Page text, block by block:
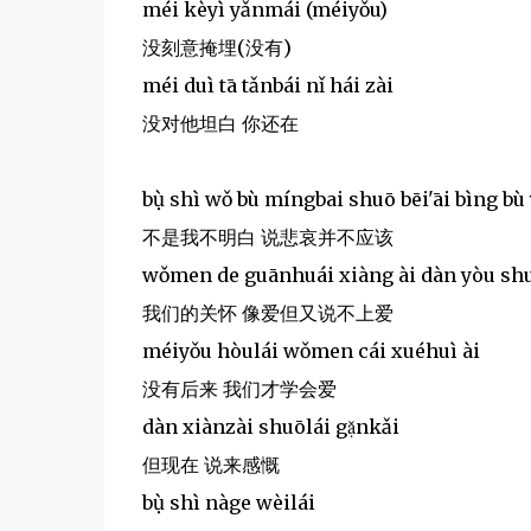
méi kèyì yǎnmái (méiyǒu)
没刻意掩埋(没有)
méi duì tā tǎnbái nǐ hái zài
没对他坦白 你还在
bụ̀ shì wǒ bù míngbai shuō bēi'āi bìng
不是我不明白 说悲哀并不应该
wǒmen de guānhuái xiàng ài dàn yòu
我们的关怀 像爱但又说不上爱
méiyǒu hòulái wǒmen cái xuéhuì ài
没有后来 我们才学会爱
dàn xiànzài shuōlái gạ̌nkǎi
但现在 说来感慨
bụ̀ shì nàge wèilái